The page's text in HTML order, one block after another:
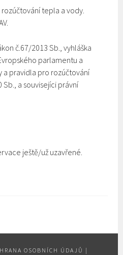
tepla a vody.
č.67/2013 Sb., vyhláška
parlamentu a
a pravidla pro rozúčtování
Sb., a souvisejíci právní
ještě/už uzavřené.
OSOBNÍCH ÚDAJŮ |